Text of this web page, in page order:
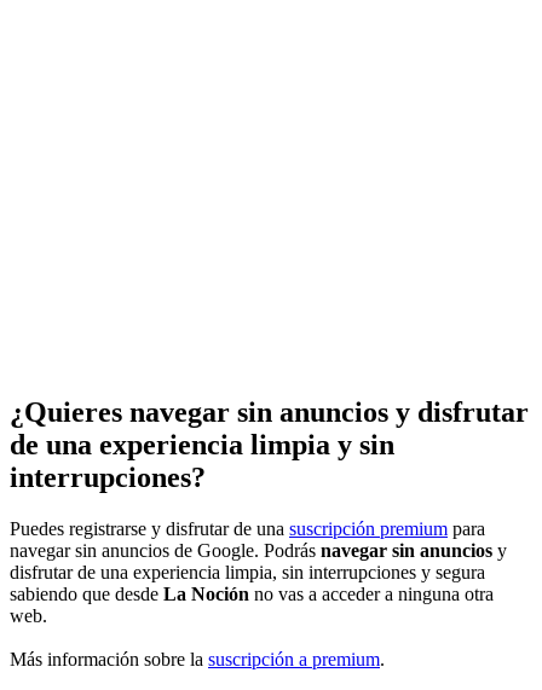
¿Quieres navegar sin anuncios y disfrutar
de una experiencia limpia y sin
interrupciones?
Puedes registrarse y disfrutar de una suscripción premium para
navegar sin anuncios de Google. Podrás navegar sin anuncios y
disfrutar de una experiencia limpia, sin interrupciones y segura
sabiendo que desde La Noción no vas a acceder a ninguna otra
web.
Más información sobre la suscripción a premium.